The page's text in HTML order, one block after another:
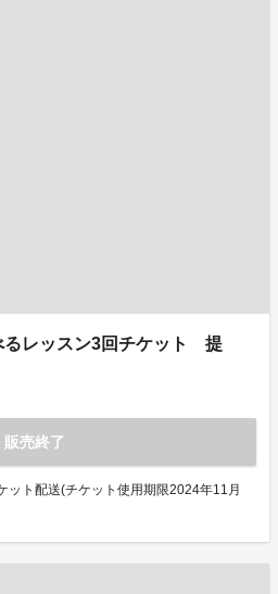
るレッスン3回チケット 提
販売終了
ット配送(チケット使用期限2024年11月